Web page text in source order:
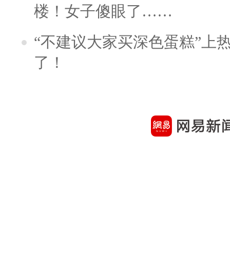
楼！女子傻眼了……
“不建议大家买深色蛋糕”上
了！